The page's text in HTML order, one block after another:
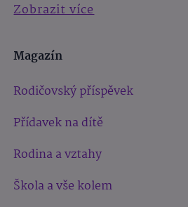
Zobrazit více
Magazín
Rodičovský příspěvek
Přídavek na dítě
Rodina a vztahy
Škola a vše kolem